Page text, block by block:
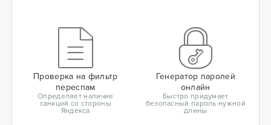
Проверка на фильтр
переспам
Определяет наличие
санкций со стороны
Яндекса
Генератор паролей
онлайн
Быстро придумает
безопасный пароль нужной
длины